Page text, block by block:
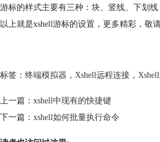
游标的样式主要有三种：块、竖线、下划线
以上就是xshell游标的设置，更多精彩，敬
标签： 终端模拟器 ， Xshell远程连接 ，
上一篇： xshell中现有的快捷键
下一篇： xshell如何批量执行命令